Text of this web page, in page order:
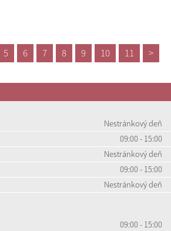
5 6 7 8 9 10 11 >
Nestránkový deň
09:00 - 15:00
Nestránkový deň
09:00 - 15:00
Nestránkový deň
09:00 - 15:00